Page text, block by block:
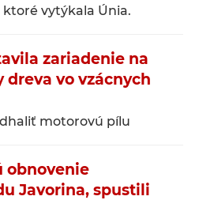
vytýkala Únia.
zariadenie na
vo vzácnych
motorovú pílu
obnovenie
Javorina, spustili